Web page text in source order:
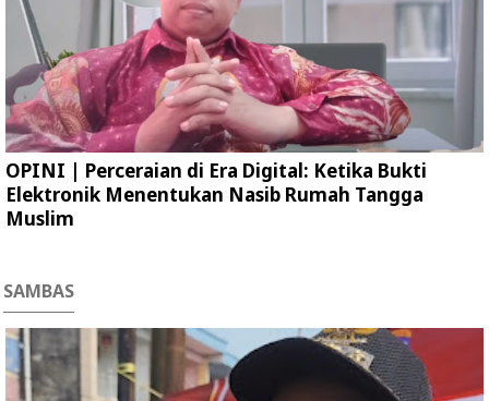
OPINI | Perceraian di Era Digital: Ketika Bukti
Elektronik Menentukan Nasib Rumah Tangga
Muslim
SAMBAS